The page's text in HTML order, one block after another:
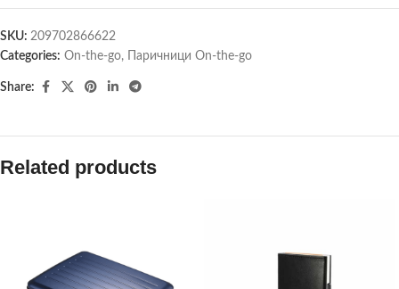
SKU: 209702866622
Categories: On-the-go, Паричници On-the-go
Share:
Related products